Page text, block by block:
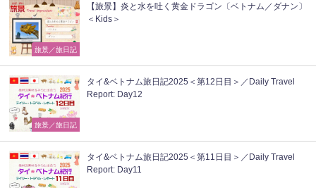
旅景／旅日記
【旅景】炎と水を吐く黄金ドラゴン〔ベトナム／ダナン〕
＜Kids＞
旅景／旅日記
タイ&ベトナム旅日記2025＜第12日目＞／Daily Travel
Report: Day12
タイ&ベトナム旅日記2025＜第11日目＞／Daily Travel
Report: Day11